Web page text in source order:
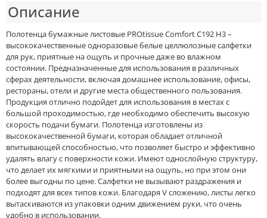
Описание
Полотенца бумажные листовые PROtissue Comfort С192 H3 –
высококачественные одноразовые белые целлюлозные салфетки
для рук, приятные на ощупь и прочные даже во влажном
состоянии. Предназначенные для использования в различных
сферах деятельности, включая домашнее использование, офисы,
рестораны, отели и другие места общественного пользования.
Продукция отлично подойдет для использования в местах с
большой проходимостью, где необходимо обеспечить высокую
скорость подачи бумаги. Полотенца изготовлены из
высококачественной бумаги, которая обладает отличной
впитывающей способностью, что позволяет быстро и эффективно
удалять влагу с поверхности кожи. Имеют однослойную структуру,
что делает их мягкими и приятными на ощупь, но при этом они
более выгодны по цене. Салфетки не вызывают раздражения и
подходят для всех типов кожи. Благодаря V сложению, листы легко
вытаскиваются из упаковки одним движением руки, что очень
удобно в использовании.